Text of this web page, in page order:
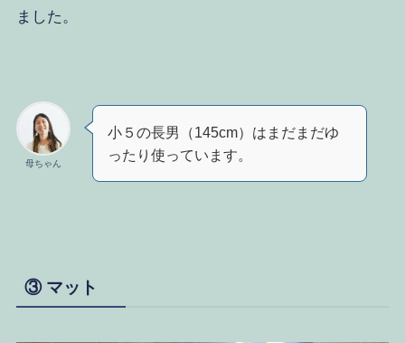
ました。
母ちゃん
小５の長男（145cm）はまだまだゆ
ったり使っています。
③ マット